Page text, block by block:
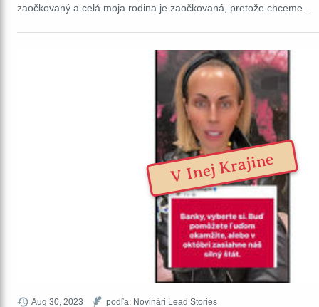
zaočkovaný a celá moja rodina je zaočkovaná, pretože chceme…
Aug 30, 2023 podľa: Novinári Lead Stories
V Inej Krajine